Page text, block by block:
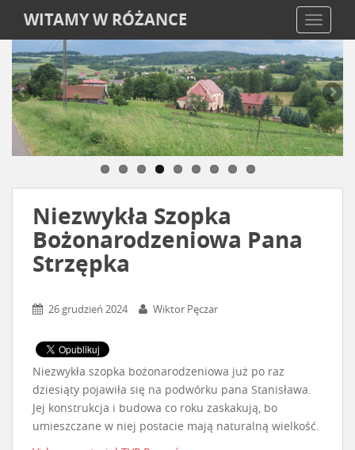
WITAMY W RÓŻANCE
Niezwykła Szopka
Bożonarodzeniowa Pana
Strzępka
26 grudzień 2024 Wiktor Pęczar
Niezwykła szopka bożonarodzeniowa już po raz
dziesiąty pojawiła się na podwórku pana Stanisława.
Jej konstrukcja i budowa co roku zaskakują, bo
umieszczane w niej postacie mają naturalną wielkość.